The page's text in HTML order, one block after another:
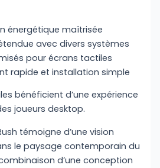
énergétique maîtrisée
avec divers systèmes
pour écrans tactiles
rapide et installation simple
bénéficient d’une expérience
joueurs desktop.
témoigne d’une vision
le paysage contemporain du
d’une conception